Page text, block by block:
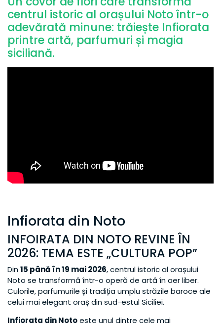
centrul istoric al orașului Noto într-o
adevărată minune: trăiește Infiorata
printre artă, parfumuri și magia
siciliană.
Infiorata din Noto
INFOIRATA DIN NOTO REVINE ÎN
2026: TEMA ESTE „CULTURA POP”
Din15 până în 19 mai 2026, centrul istoric al orașului
Noto se transformă într-o operă de artă în aer liber.
Culorile, parfumurile și tradiția umplu străzile baroce ale
celui mai elegant oraș din sud-estul Siciliei.
Infiorata din Notoeste unul dintre cele mai